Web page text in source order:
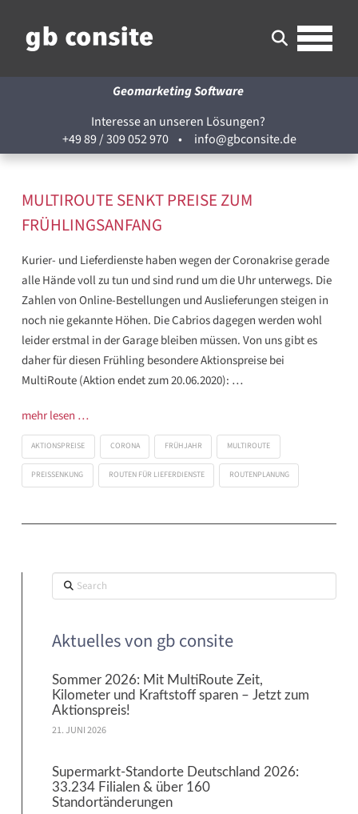
Geomarketing Software
Interesse an unseren Lösungen?
+49 89 / 309 052 970• info@gbconsite.de
MULTIROUTE SENKT PREISE ZUM
FRÜHLINGSANFANG
Kurier- und Lieferdienste haben wegen der Coronakrise gerade
alle Hände voll zu tun und sind rund um die Uhr unterwegs. Die
Zahlen von Online-Bestellungen und Auslieferungen steigen in
noch nie gekannte Höhen. Die Cabrios dagegen werden wohl
leider erstmal in der Garage bleiben müssen. Von uns gibt es
daher für diesen Frühling besondere Aktionspreise bei
MultiRoute (Aktion endet zum 20.06.2020): …
mehr lesen …
AKTIONSPREISE CORONA FRÜHJAHR MULTIROUTE
PREISSENKUNG ROUTEN FÜR LIEFERDIENSTE ROUTENPLANUNG
Search
Aktuelles von gb consite
Sommer 2026: Mit MultiRoute Zeit,
Kilometer und Kraftstoff sparen – Jetzt zum
Aktionspreis!
21. JUNI 2026
Supermarkt-Standorte Deutschland 2026:
33.234 Filialen & über 160
Standortänderungen